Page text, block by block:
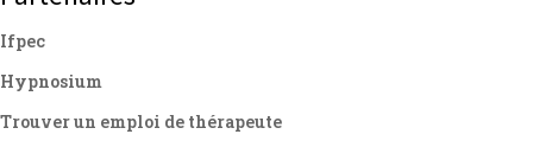
Ifpec
Hypnosium
Trouver un emploi de thérapeute